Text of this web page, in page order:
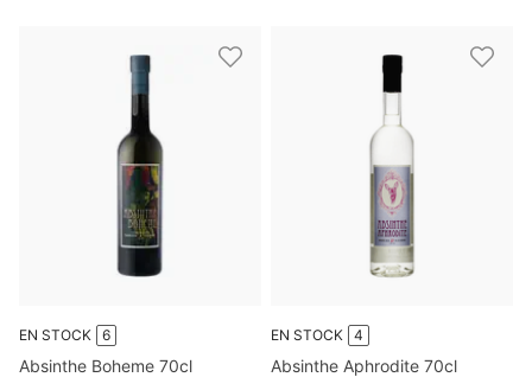
EN STOCK 6
Absinthe Boheme 70cl
EN STOCK 4
Absinthe Aphrodite 70cl